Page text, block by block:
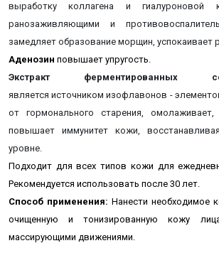
выработку коллагена и гиалуроновой
ранозаживляющими и
замедляет образование морщин, успокаивает
Аденозин повышает упругость.
Экстракт ферментированных
являетсяисточником изофлавонов -
от гормонального старения, омолаживает,
повышает иммунитет кожи,
уровне.
Подходит для всех типов кожи для
Рекомендуется использовать после 30 лет.
Способ применения: Нанести необходимое
очищенную и тонизированную кожу
массирующими движениями.